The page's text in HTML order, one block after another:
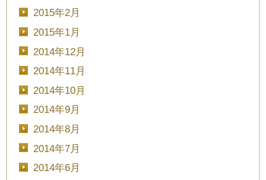
2015年2月
2015年1月
2014年12月
2014年11月
2014年10月
2014年9月
2014年8月
2014年7月
2014年6月